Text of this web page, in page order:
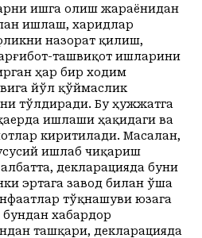
ишга олиш жараёнидан
ишлаш, харидлар
назорат қилиш,
ташвиқот ишларини
ҳар бир ходим
йўл қўймаслик
тўлдиради. Бу ҳужжатга
ишлаши ҳақидаги ва
киритилади. Масалан,
ишлаб чиқариш
декларацияда буни
эртага завод билан ўша
тўқнашуви юзага
бундан хабардор
ташқари, декларацияда